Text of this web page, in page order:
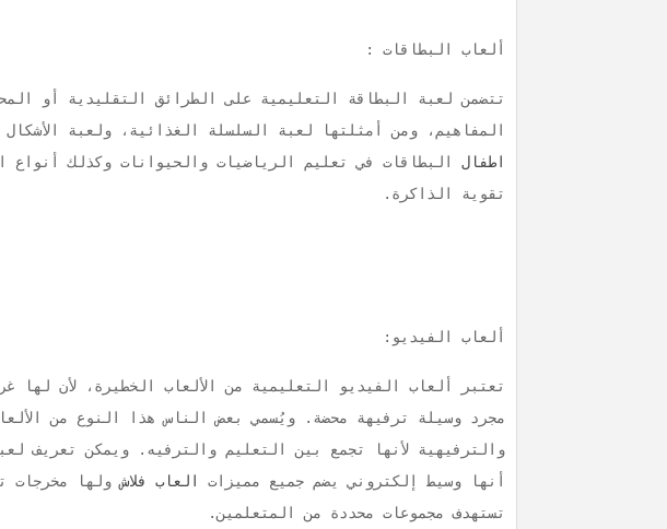
ألعاب البطاقات :
تتضمن لعبة البطاقة التعليمية على الطرائق التقليدية أو
المفاهيم، ومن أمثلتها لعبة السلسلة الغذائية، ولعبة
اطفال البطاقات في تعليم الرياضيات والحيوانات وكذلك أنواع
تقوية الذاكرة.
ألعاب الفيديو:
تعتبر ألعاب الفيديو التعليمية من الألعاب الخطيرة، لأن لها
مجرد وسيلة ترفيهة محضة. ويُسمي بعض الناس هذا النوع من
والترفيهية لأنها تجمع بين التعليم والترفيه. ويمكن تعريف
أنها وسيط إلكتروني يضم جميع مميزات
العاب فلاشولها مخرجات
تستهدف مجموعات محددة من المتعلمين.